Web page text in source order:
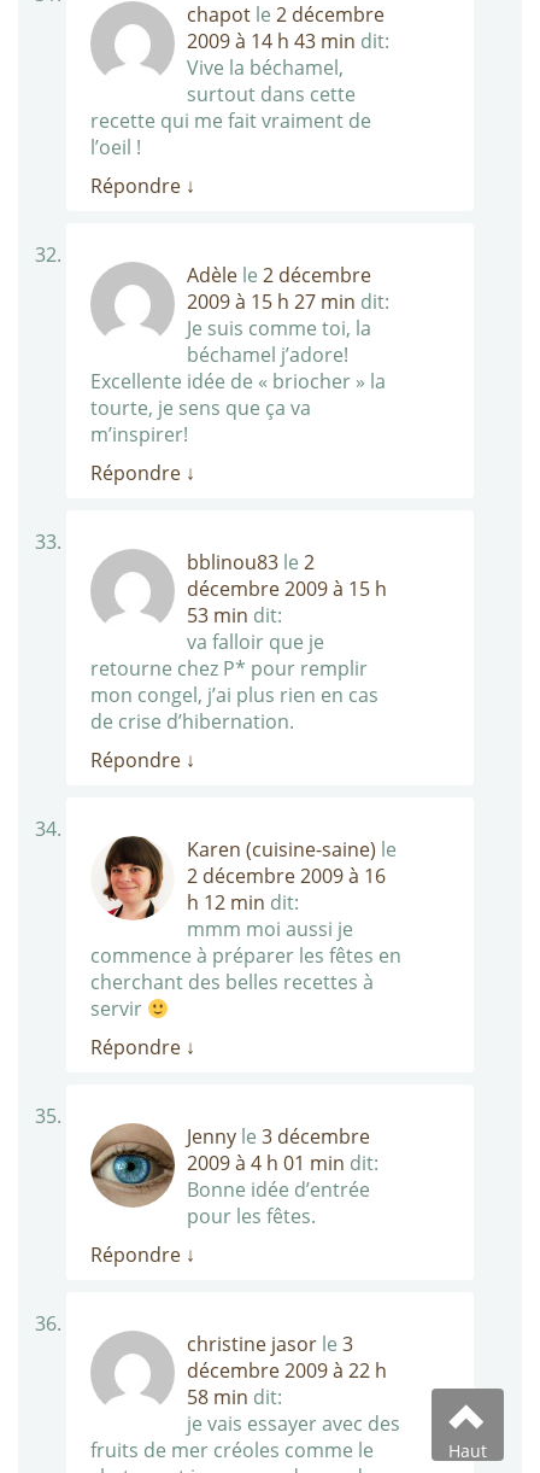
chapot le 2 décembre
2009 à 14 h 43 min dit:
Vive la béchamel,
surtout dans cette
recette qui me fait vraiment de
l’oeil !
Répondre ↓
Adèle le 2 décembre
2009 à 15 h 27 min dit:
Je suis comme toi, la
béchamel j’adore!
Excellente idée de « briocher » la
tourte, je sens que ça va
m’inspirer!
Répondre ↓
bblinou83 le 2
décembre 2009 à 15 h
53 min dit:
va falloir que je
retourne chez P* pour remplir
mon congel, j’ai plus rien en cas
de crise d’hibernation.
Répondre ↓
Karen (cuisine-saine) le
2 décembre 2009 à 16
h 12 min dit:
mmm moi aussi je
commence à préparer les fêtes en
cherchant des belles recettes à
servir
Répondre ↓
Jenny le 3 décembre
2009 à 4 h 01 min dit:
Bonne idée d’entrée
pour les fêtes.
Répondre ↓
christine jasor le 3
décembre 2009 à 22 h
58 min dit:
je vais essayer avec des
fruits de mer créoles comme le
Haut